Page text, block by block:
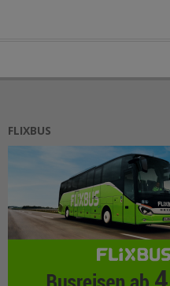
FLIXBUS